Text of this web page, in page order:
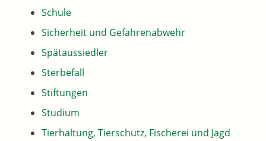
Schule
Sicherheit und Gefahrenabwehr
Spätaussiedler
Sterbefall
Stiftungen
Studium
Tierhaltung, Tierschutz, Fischerei und Jagd